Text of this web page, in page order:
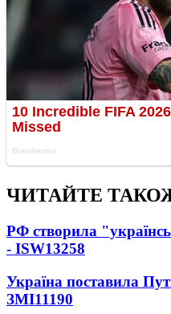
ЧИТАЙТЕ
РФ створила
- ISW13258
Україна поставила
ЗМІ11190